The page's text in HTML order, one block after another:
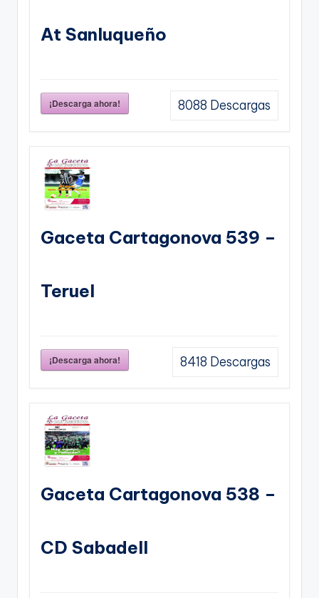
At Sanluqueño
¡Descarga ahora! 8088 Descargas
Gaceta Cartagonova 539 –
Teruel
¡Descarga ahora! 8418 Descargas
Gaceta Cartagonova 538 –
CD Sabadell